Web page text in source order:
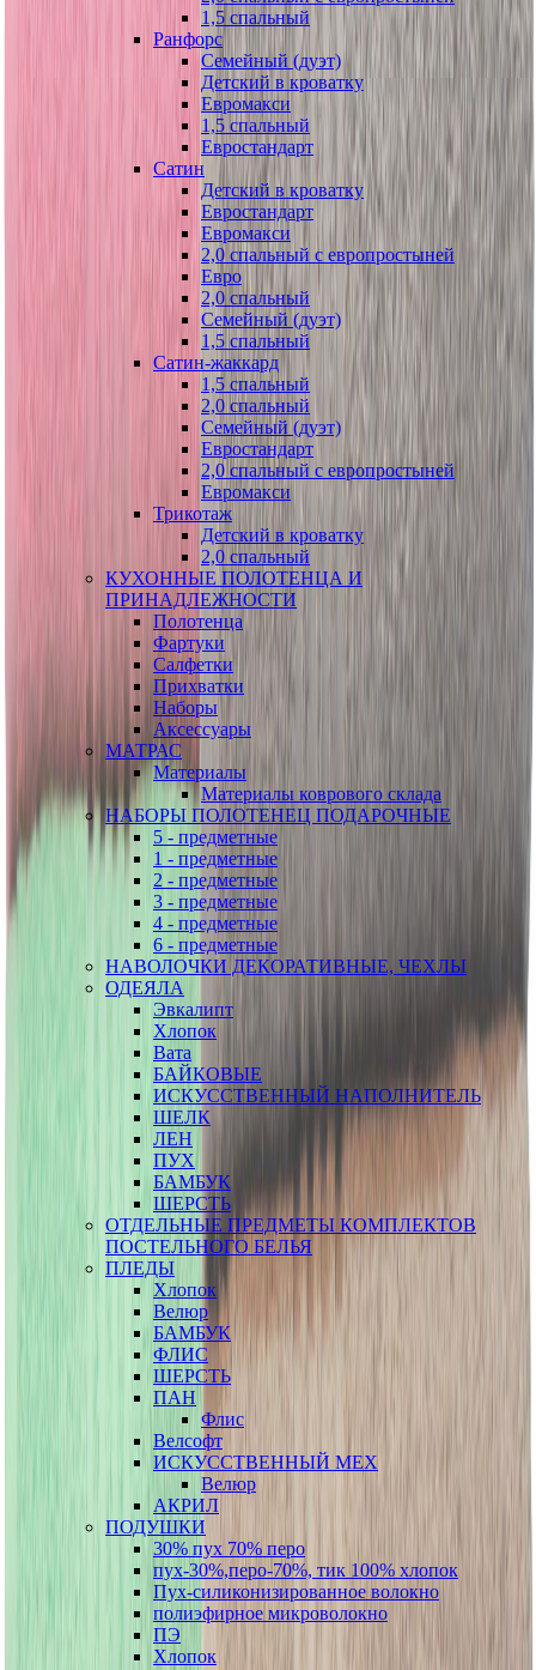
1,5 спальный
Ранфорс
Семейный (дуэт)
Детский в кроватку
Евромакси
1,5 спальный
Евростандарт
Сатин
Детский в кроватку
Евростандарт
Евромакси
2,0 спальный с европростыней
Евро
2,0 спальный
Семейный (дуэт)
1,5 спальный
Сатин-жаккард
1,5 спальный
2,0 спальный
Семейный (дуэт)
Евростандарт
2,0 спальный с европростыней
Евромакси
Трикотаж
Детский в кроватку
2,0 спальный
КУХОННЫЕ ПОЛОТЕНЦА И
ПРИНАДЛЕЖНОСТИ
Полотенца
Фартуки
Салфетки
Прихватки
Наборы
Аксессуары
МАТРАС
Материалы
Материалы коврового склада
НАБОРЫ ПОЛОТЕНЕЦ ПОДАРОЧНЫЕ
5 - предметные
1 - предметные
2 - предметные
3 - предметные
4 - предметные
6 - предметные
НАВОЛОЧКИ ДЕКОРАТИВНЫЕ, ЧЕХЛЫ
ОДЕЯЛА
Эвкалипт
Хлопок
Вата
БАЙКОВЫЕ
ИСКУССТВЕННЫЙ НАПОЛНИТЕЛЬ
ШЕЛК
ЛЕН
ПУХ
БАМБУК
ШЕРСТЬ
ОТДЕЛЬНЫЕ ПРЕДМЕТЫ КОМПЛЕКТОВ
ПОСТЕЛЬНОГО БЕЛЬЯ
ПЛЕДЫ
Хлопок
Велюр
БАМБУК
ФЛИС
ШЕРСТЬ
ПАН
Флис
Велсофт
ИСКУССТВЕННЫЙ МЕХ
Велюр
АКРИЛ
ПОДУШКИ
30% пух 70% перо
пух-30%,перо-70%, тик 100% хлопок
Пух-силиконизированное волокно
полиэфирное микроволокно
ПЭ
Хлопок